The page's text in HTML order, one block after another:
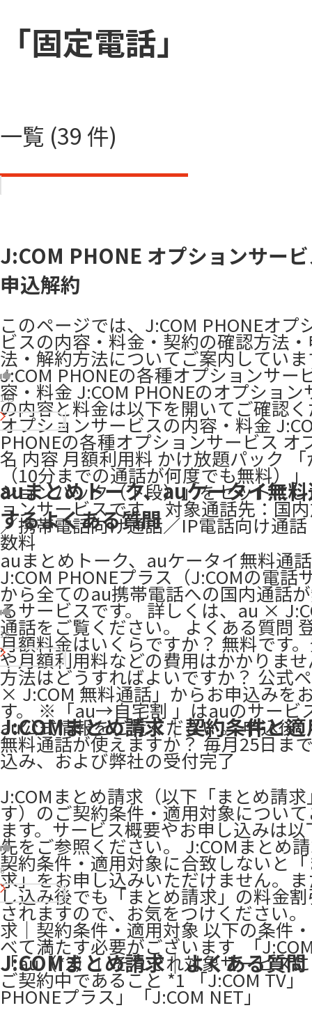
「固定電話」
一覧 (39 件)
J:COM PHONE オプションサー
申込解約
このページでは、J:COM PHONEオプ
ビスの内容・料金・契約の確認方法
法・解約方法についてご案内していま
J:COM PHONEの各種オプションサー
容・料金 J:COM PHONEのオプション
の内容と料金は以下を開いてご確認
オプションサービスの内容・料金
PHONEの各種オプションサービス オ
名 内容 月額利用料 かけ放題パック
（10分までの通話が何度でも無料）
ションパック（下段）」をセットに
ョンサービスです。 対象通話先：国
／携帯電話向け通話／IP電話向け通
数料
143
auまとめトーク、auケータイ無
するよくある質問
auまとめトーク、auケータイ無料通
J:COM PHONEプラス（J:COMの電話
から全てのau携帯電話への国内通話
るサービスです。 詳しくは、au ×
通話をご覧ください。 よくある質問
月額料金はいくらですか？ 無料です
や月額利用料などの費用はかかりま
方法はどうすればよいですか？ 公式
× J:COM 無料通話」からお申込みを
す。 ※「au→自宅割 」はauのサービ
au公式情報をご覧ください。 申込後
無料通話が使えますか？ 毎月25日ま
込み、および弊社の受付完了
10
J:COMまとめ請求｜契約条件と
J:COMまとめ請求（以下「まとめ請
す）のご契約条件・適用対象につい
ます。サービス概要やお申し込みは
先をご参照ください。 ​J:COMまとめ
契約条件・適用対象に合致しないと
求」をお申し込みいただけません。
し込み後でも「まとめ請求」の料金
されますので、お気をつけください
求｜契約条件・適用対象 以下の条件
べて満たす必要がございます ​ 「
「au（*2）」それぞれ対象サービス
ご契約中であること *1 「J:COM TV」
PHONEプラス」「J:COM NET」
8
J:COMまとめ請求｜よくある質問